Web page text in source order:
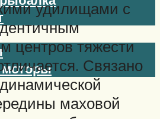
удилищами с
центров тяжести
Связано
маховой